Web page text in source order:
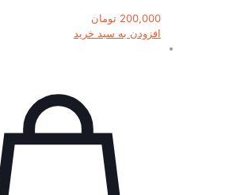
200,000 تومان
افزودن به سبد خرید